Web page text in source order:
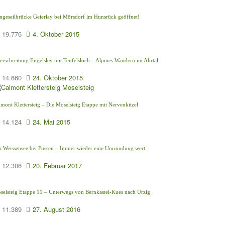
Geierlay bei Mörsdorf im Hunsrück geöffnet!
19.776 4. Oktober 2015
Engelsley mit Teufelsloch – Alpines Wandern im Ahrtal
14.660 24. Oktober 2015
Klettersteig – Die Moselsteig Etappe mit Nervenkitzel
14.124 24. Mai 2015
Weissensee bei Füssen – Immer wieder eine Umrundung wert
12.306 20. Februar 2017
Etappe 11 – Unterwegs von Bernkastel-Kues nach Ürzig
11.389 27. August 2016